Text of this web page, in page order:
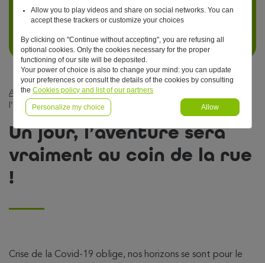
Articles #oneday — Consommation raisonnée
l’aventure sera vraiment au coin de la rue !
Un jour, l’aventure sera
vraiment au coin de la rue
!
Crise de la Covid-19 oblige, nos horizons se sont pour le
Allow you to play videos and share on social networks. You can
accept these trackers or customize your choices
By clicking on "Continue without accepting", you are refusing all
optional cookies. Only the cookies necessary for the proper
functioning of our site will be deposited.
Your power of choice is also to change your mind: you can update
your preferences or consult the details of the cookies by consulting
theCookies policy and list of our partners
Personalize my choice Allow